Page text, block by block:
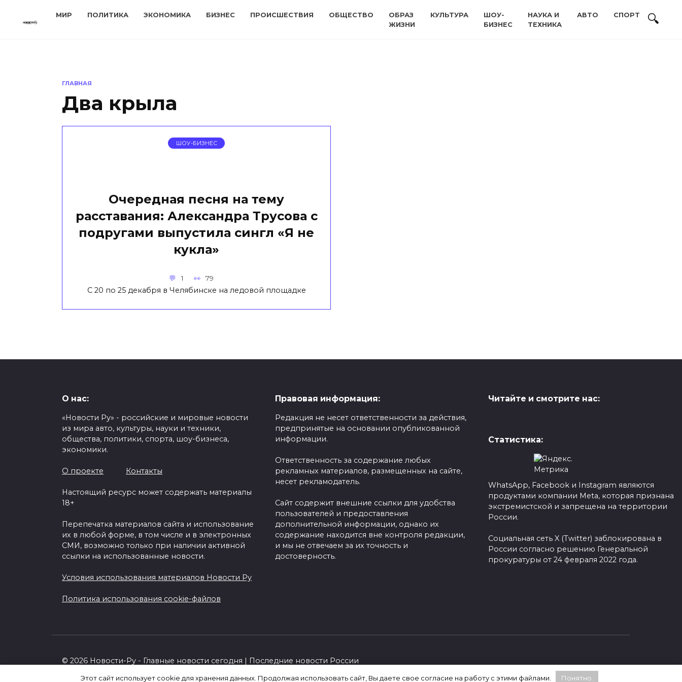
МИР ПОЛИТИКА ЭКОНОМИКА БИЗНЕС ПРОИСШЕСТВИЯ ОБЩЕСТВО
ОБРАЗ
ЖИЗНИ
КУЛЬТУРА
ШОУ-
БИЗНЕС
НАУКА И
ТЕХНИКА
АВТО СПОРТ
ГЛАВНАЯ
Два крыла
ШОУ-БИЗНЕС
Очередная песня на тему
расставания: Александра Трусова с
подругами выпустила сингл «Я не
кукла»
1 79
С 20 по 25 декабря в Челябинске на ледовой площадке
О нас:
«Новости Ру» - российские и мировые новости
из мира авто, культуры, науки и техники,
общества, политики, спорта, шоу-бизнеса,
экономики.
О проекте Контакты
Настоящий ресурс может содержать материалы
18+
Перепечатка материалов сайта и использование
их в любой форме, в том числе и в электронных
СМИ, возможно только при наличии активной
ссылки на использованные новости.
Условия использования материалов Новости Ру
Политика использования cookie-файлов
Правовая информация:
Редакция не несет ответственности за действия,
предпринятые на основании опубликованной
информации.
Ответственность за содержание любых
рекламных материалов, размещенных на сайте,
несет рекламодатель.
Сайт содержит внешние ссылки для удобства
пользователей и предоставления
дополнительной информации, однако их
содержание находится вне контроля редакции,
и мы не отвечаем за их точность и
достоверность.
Читайте и смотрите нас:
Статистика:
WhatsApp, Facebook и Instagram являются
продуктами компании Meta, которая признана
экстремистской и запрещена на территории
России.
Социальная сеть X (Twitter) заблокирована в
России согласно решению Генеральной
прокуратуры от 24 февраля 2022 года.
© 2026 Новости-Ру - Главные новости сегодня | Последние новости России
Этот сайт использует cookie для хранения данных. Продолжая использовать сайт, Вы даете свое согласие на работу с этими файлами. Понятно.